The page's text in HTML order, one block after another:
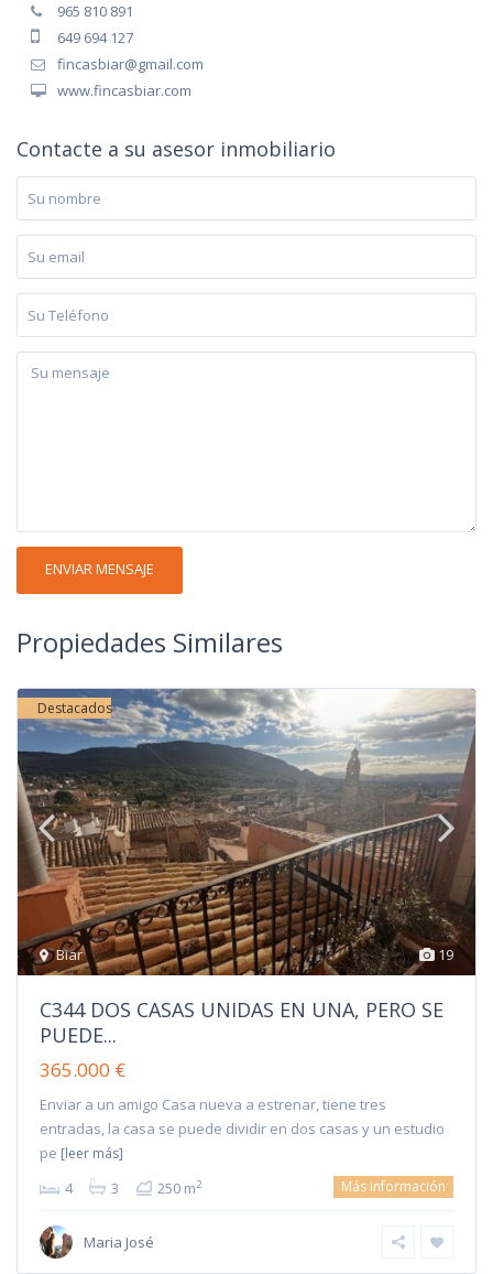
965 810 891
649 694 127
fincasbiar@gmail.com
www.fincasbiar.com
Contacte a su asesor inmobiliario
Propiedades Similares
19
Biar
Destacados
C344 DOS CASAS UNIDAS EN UNA, PERO SE
PUEDE...
365.000 €
Enviar a un amigo Casa nueva a estrenar, tiene tres
entradas, la casa se puede dividir en dos casas y un estudio
pe [leer más]
4 3 250 m2 Más información
Maria José